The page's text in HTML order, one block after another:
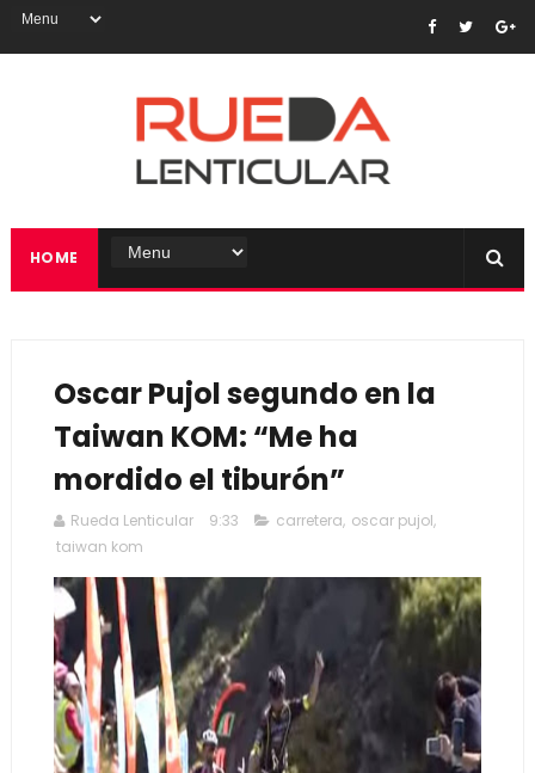
HOME
Oscar Pujol segundo en la
Taiwan KOM: “Me ha
mordido el tiburón”
Rueda Lenticular 9:33 carretera, oscar pujol,
taiwan kom